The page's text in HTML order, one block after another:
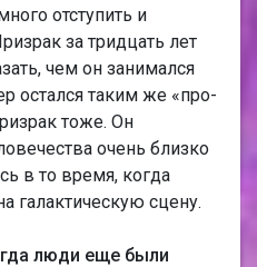
отступить и
за тридцать лет
чем он занимался
остался таким же «про-
тоже. Он
очень близко
в то время, когда
сцену.
люди еще были